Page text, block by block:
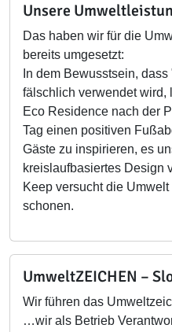
Unsere
Das haben wir für die
bereits umgesetzt:
In dem Bewusstsein,
fälschlich verwendet wird,
Eco Residence nach der
Tag einen positiven
Gäste zu inspirieren, es
kreislaufbasiertes Design
Keep versucht die
schonen.
UmweltZEICHEN –
Wir führen das
…wir als Betrieb